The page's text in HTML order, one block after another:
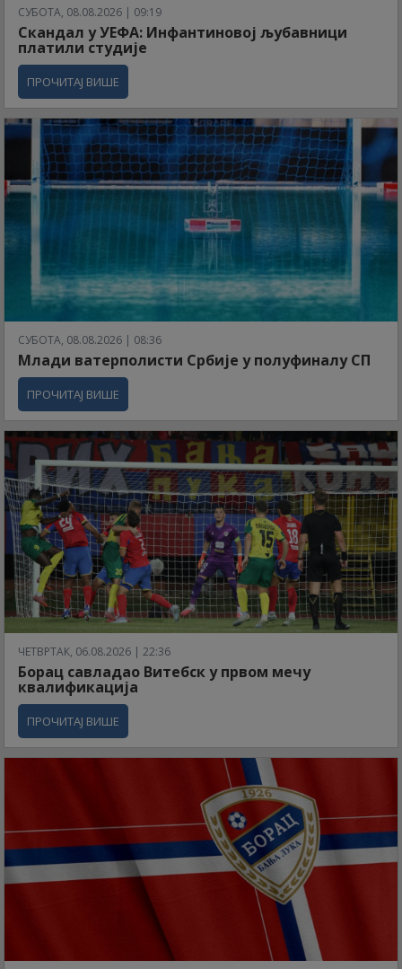
СУБОТА, 08.08.2026 | 09:19
Скандал у УЕФА: Инфантиновој љубавници
платили студије
ПРОЧИТАЈ ВИШЕ
СУБОТА, 08.08.2026 | 08:36
Млади ватерполисти Србије у полуфиналу СП
ПРОЧИТАЈ ВИШЕ
ЧЕТВРТАК, 06.08.2026 | 22:36
Борац савладао Витебск у првом мечу
квалификација
ПРОЧИТАЈ ВИШЕ